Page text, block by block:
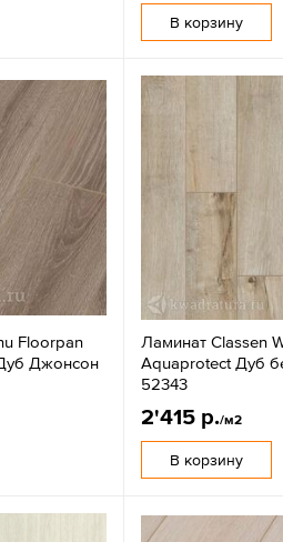
В корзину
Floorpan
Джонсон
Ламинат Classen
Aquaprotect Дуб
52343
2'415 р./м2
В корзину